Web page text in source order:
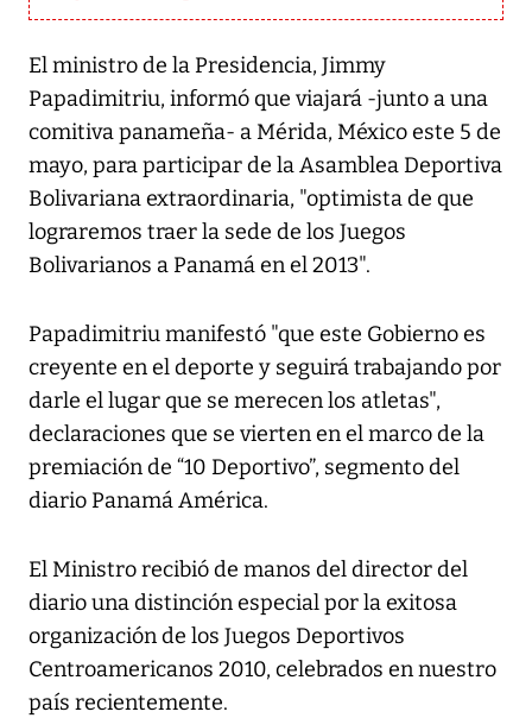
El ministro de la Presidencia, Jimmy
Papadimitriu, informó que viajará -junto a una
comitiva panameña- a Mérida, México este 5 de
mayo, para participar de la Asamblea Deportiva
Bolivariana extraordinaria, "optimista de que
lograremos traer la sede de los Juegos
Bolivarianos a Panamá en el 2013".
Papadimitriu manifestó "que este Gobierno es
creyente en el deporte y seguirá trabajando por
darle el lugar que se merecen los atletas",
declaraciones que se vierten en el marco de la
premiación de “10 Deportivo”, segmento del
diario Panamá América.
El Ministro recibió de manos del director del
diario una distinción especial por la exitosa
organización de los Juegos Deportivos
Centroamericanos 2010, celebrados en nuestro
país recientemente.